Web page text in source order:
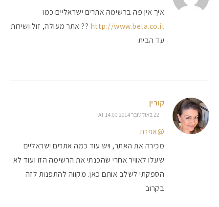
איך אין פה ברשימה אתרים ישראליים כמו
http://www.bela.co.il ?? אתר מעולה, זול ושירות
עד הבית
קורין
22 באוקטובר 2014 AT 14:00
@אפרת
מכירה את האתר, ויש עוד כמה אתרים ישראליים
שעלו לאוויר אחרי שהכנתי את הרשימה הזו ועוד לא
הספקתי לשלב אותם כאן. מקווה להתפנות לזה
בקרוב